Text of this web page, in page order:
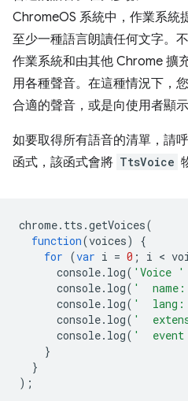
ChromeOS 系統中，作業系統
至少一種語言朗讀任何文字。
作業系統和由其他 Chrome 擴
用各種聲音。在這種情況下，
合適的聲音，或是向使用者顯示
如要取得所有語音的清單，請
函式，該函式會將 TtsVoice
chrome. tts .getVoices(
function(voices)
{
for (var i = 0 ; i <
console. log( 'Voice '
console. log( '
console. log( '
console. log( '
console. log( '
}
}
);